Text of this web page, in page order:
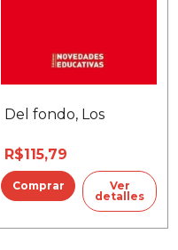
Del fondo, Los
R$115,79
Ver
detalles